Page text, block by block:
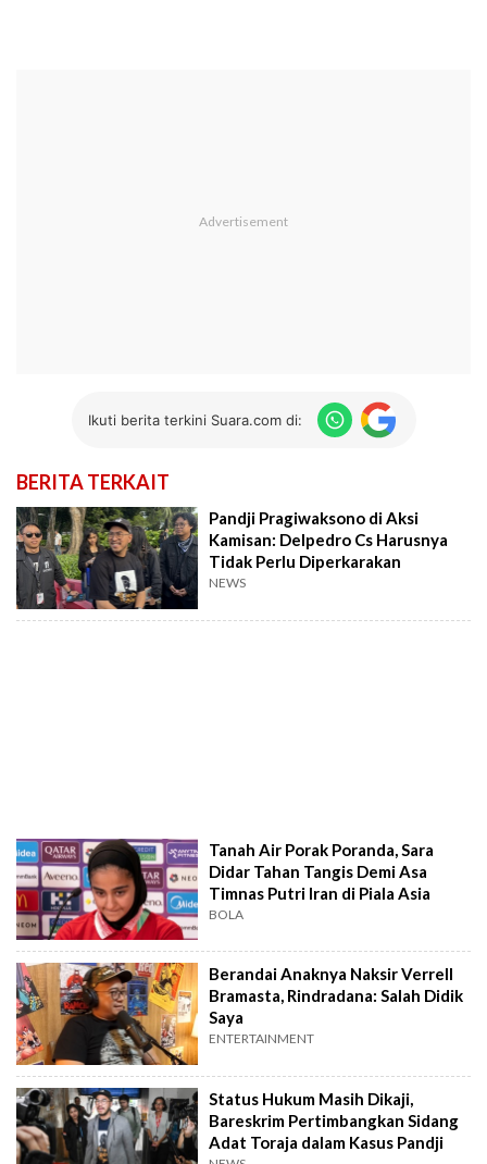
Ikuti berita terkini Suara.com di:
BERITA TERKAIT
Pandji Pragiwaksono di Aksi
Kamisan: Delpedro Cs Harusnya
Tidak Perlu Diperkarakan
NEWS
Tanah Air Porak Poranda, Sara
Didar Tahan Tangis Demi Asa
Timnas Putri Iran di Piala Asia
BOLA
Berandai Anaknya Naksir Verrell
Bramasta, Rindradana: Salah Didik
Saya
ENTERTAINMENT
Status Hukum Masih Dikaji,
Bareskrim Pertimbangkan Sidang
Adat Toraja dalam Kasus Pandji